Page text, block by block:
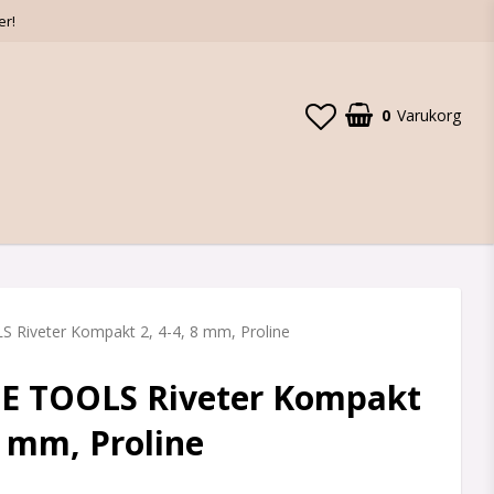
0 Varukorg
Riveter Kompakt 2, 4-4, 8 mm, Proline
TOOLS Riveter Kompakt
mm, Proline